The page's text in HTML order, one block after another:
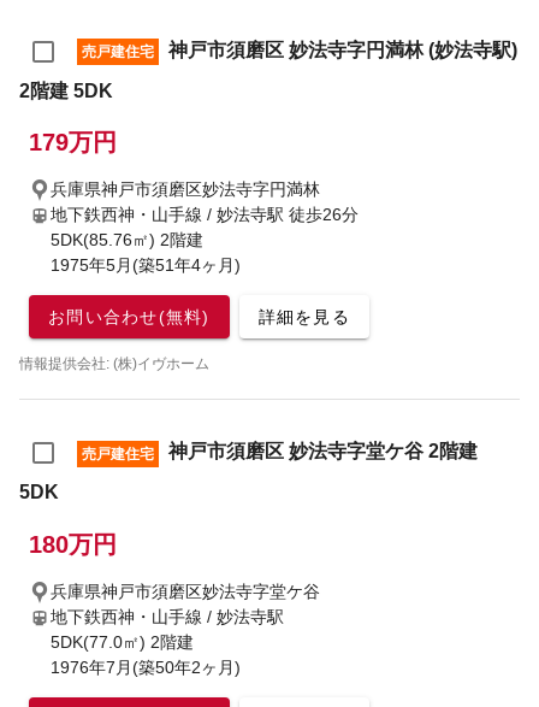
売戸建住宅
神戸市須磨区 妙法寺字円満林 (妙法寺駅)
2階建 5DK
179万円
兵庫県神戸市須磨区妙法寺字円満林
地下鉄西神・山手線 / 妙法寺駅 徒歩26分
5DK(85.76㎡) 2階建
1975年5月(築51年4ヶ月)
お問い合わせ(無料) 詳細を見る
情報提供会社: (株)イヴホーム
売戸建住宅
神戸市須磨区 妙法寺字堂ケ谷 2階建
5DK
180万円
兵庫県神戸市須磨区妙法寺字堂ケ谷
地下鉄西神・山手線 / 妙法寺駅
5DK(77.0㎡) 2階建
1976年7月(築50年2ヶ月)